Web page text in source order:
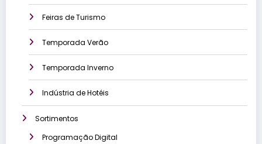
Feiras de Turismo
Temporada Verão
Temporada Inverno
Indústria de Hotéis
Sortimentos
Programação Digital